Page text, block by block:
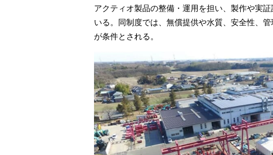
アクティオ製品の整備・運用を担い、製作や実
いる。同制度では、無償提供や水質、安全性、
が条件とされる。